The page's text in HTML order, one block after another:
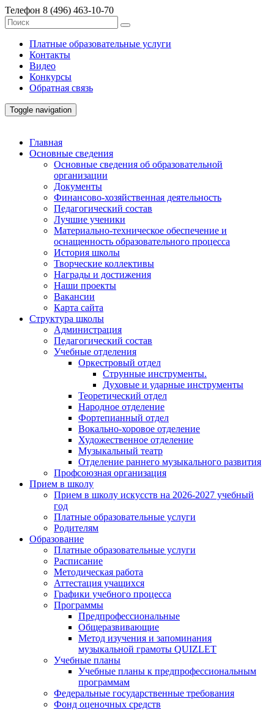
Телефон 8 (496) 463-10-70
Платные образовательные услуги
Контакты
Видео
Конкурсы
Обратная связь
Toggle navigation
Главная
Основные сведения
Основные сведения об образовательной
организации
Документы
Финансово-хозяйственная деятельность
Педагогический состав
Лучшие ученики
Материально-техническое обеспечение и
оснащенность образовательного процесса
История школы
Творческие коллективы
Награды и достижения
Наши проекты
Вакансии
Карта сайта
Структура школы
Администрация
Педагогический состав
Учебные отделения
Оркестровый отдел
Струнные инструменты.
Духовые и ударные инструменты
Теоретический отдел
Народное отделение
Фортепианный отдел
Вокально-хоровое отделение
Художественное отделение
Музыкальный театр
Отделение раннего музыкального развития
Профсоюзная организация
Прием в школу
Прием в школу искусств на 2026-2027 учебный
год
Платные образовательные услуги
Родителям
Образование
Платные образовательные услуги
Расписание
Методическая работа
Аттестация учащихся
Графики учебного процесса
Программы
Предпрофессиональные
Общеразвивающие
Метод изучения и запоминания
музыкальной грамоты QUIZLET
Учебные планы
Учебные планы к предпрофессиональным
программам
Федеральные государственные требования
Фонд оценочных средств